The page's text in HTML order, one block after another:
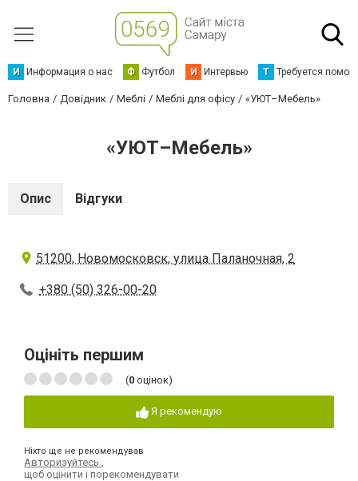
И Информация о нас Ф Футбол И Интервью Т Требуется
Головна Довідник Меблі Меблі для офісу «УЮТ–Мебель»
«УЮТ–Мебель»
Опис Відгуки
51200, Новомосковск, улица Паланочная, 2
+380 (50) 326-00-20
Оцініть першим
(0 оцінок)
Я рекомендую
Ніхто ще не рекомендував
Авторизуйтесь
щоб оцінити і порекомендувати